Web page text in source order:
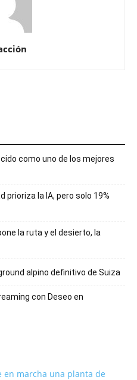
como uno de los mejores
prioriza la IA, pero solo 19%
la ruta y el desierto, la
alpino definitivo de Suiza
con Deseo en
en marcha una planta de